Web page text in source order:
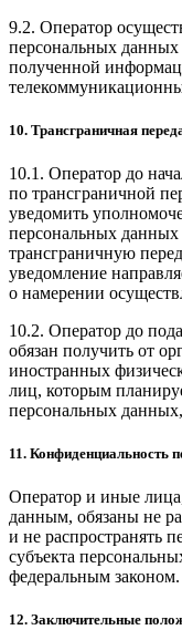
9.2. Оператор
персональных
полученной
10. Трансграничная
10.1. Оператор до
по трансграничной
уведомить
персональных данных
трансграничную
уведомление
о намерении
10.2. Оператор до
обязан получить от
иностранных
лиц, которым
персональных
11. Конфиденциальность
Оператор и иные
данным, обязаны не
и не распространять
субъекта
федеральным законом.
12. Заключительные